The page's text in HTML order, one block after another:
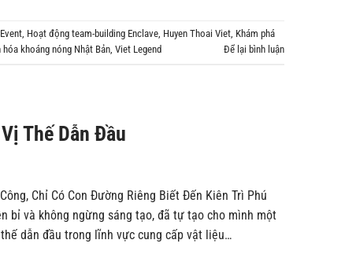
Event, Hoạt động team-building Enclave, Huyen Thoai Viet, Khám phá
hóa khoáng nóng Nhật Bản, Viet Legend Để lại bình luận
Thế Dẫn Đầu
Chỉ Có Con Đường Riêng Biết Đến Kiên Trì Phú
bỉ và không ngừng sáng tạo, đã tự tạo cho mình một
dẫn đầu trong lĩnh vực cung cấp vật liệu…